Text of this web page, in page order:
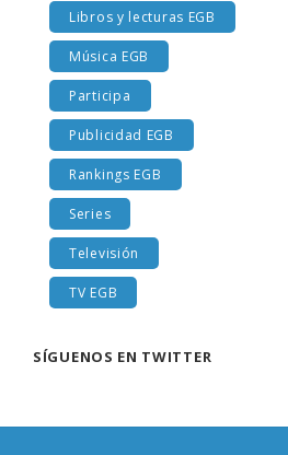
Libros y lecturas EGB
Música EGB
Participa
Publicidad EGB
Rankings EGB
Series
Televisión
TV EGB
SÍGUENOS EN TWITTER